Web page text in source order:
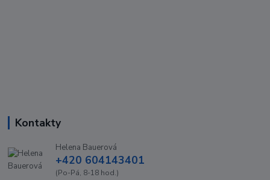
Kontakty
Helena Bauerová
+420 604143401
(Po-Pá, 8-18 hod.)